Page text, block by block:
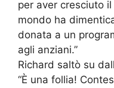
per aver cresciuto
mondo ha
donata a un
agli anziani.”
Richard saltò su
“È una follia!